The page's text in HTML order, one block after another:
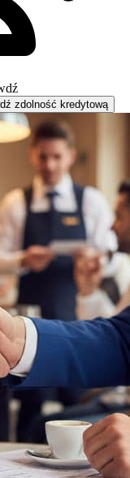
zdolność kredytową